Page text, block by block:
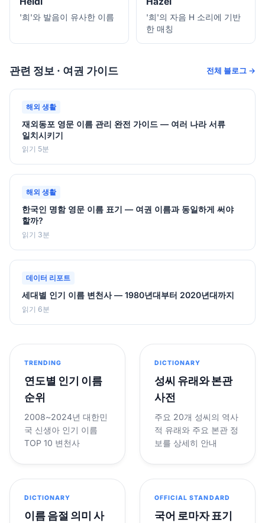
'희'와 발음이 유사한 이름
'희'의 자음 H 소리에 기반
한 매칭
관련 정보 · 여권 가이드 전체 블로그 →
해외 생활
재외동포 영문 이름 관리 완전 가이드 — 여러 나라 서류
일치시키기
읽기 5분
해외 생활
한국인 명함 영문 이름 표기 — 여권 이름과 동일하게 써야
할까?
읽기 3분
데이터 리포트
세대별 인기 이름 변천사 — 1980년대부터 2020년대까지
읽기 6분
TRENDING
연도별 인기 이름
순위
2008~2024년 대한민
국 신생아 인기 이름
TOP 10 변천사
DICTIONARY
성씨 유래와 본관
사전
주요 20개 성씨의 역사
적 유래와 주요 본관 정
보를 상세히 안내
DICTIONARY
이름 음절 의미 사
OFFICIAL STANDARD
국어 로마자 표기